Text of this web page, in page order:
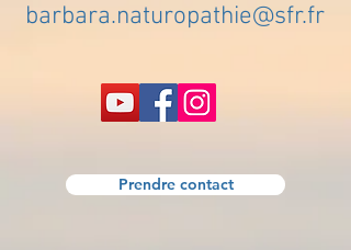
barbara.naturopathie@sfr.fr
Prendre contact